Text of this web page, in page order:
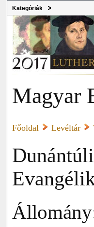
Kategóriák
Magyar
Főoldal Levéltár